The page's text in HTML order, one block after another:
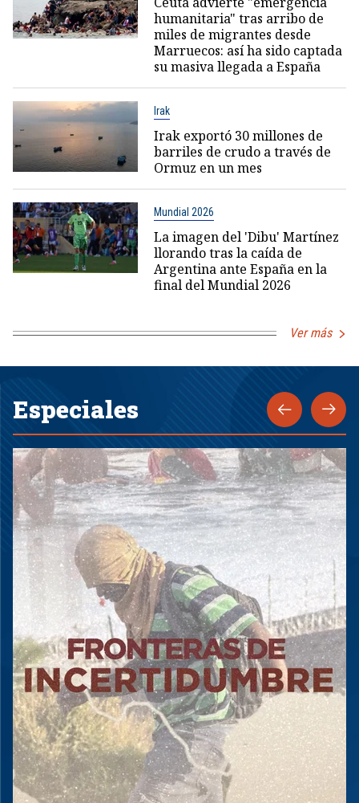
humanitaria" tras arribo de
miles de migrantes desde
Marruecos: así ha sido captada
su masiva llegada a España
Irak
Irak exportó 30 millones de
barriles de crudo a través de
Ormuz en un mes
Mundial 2026
La imagen del 'Dibu' Martínez
llorando tras la caída de
Argentina ante España en la
final del Mundial 2026
Ver más
Especiales